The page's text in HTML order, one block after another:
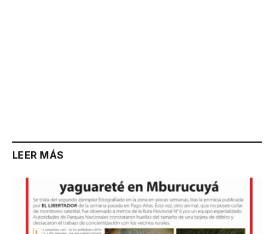
LEER MÁS